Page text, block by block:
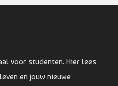
voor studenten. Hier lees
en jouw nieuwe